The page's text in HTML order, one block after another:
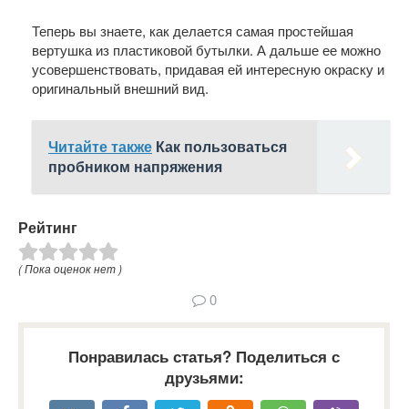
Теперь вы знаете, как делается самая простейшая
вертушка из пластиковой бутылки. А дальше ее можно
усовершенствовать, придавая ей интересную окраску и
оригинальный внешний вид.
Читайте также Как пользоваться
пробником напряжения
Рейтинг
( Пока оценок нет )
0
Понравилась статья? Поделиться с
друзьями: